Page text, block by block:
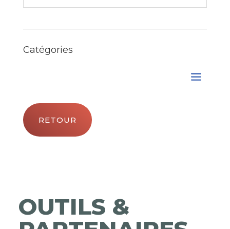
Catégories
RETOUR
OUTILS &